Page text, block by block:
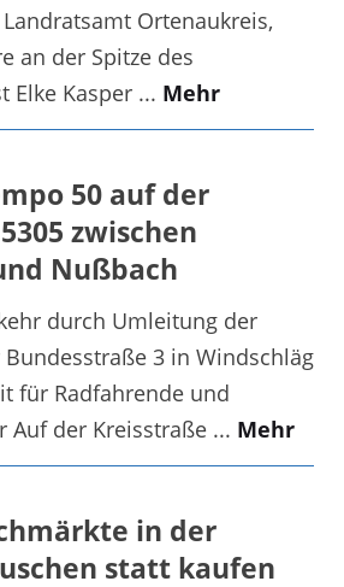
Ortenaukreis,
an der Spitze des
Elke Kasper ... Mehr
50 auf der
zwischen
Nußbach
durch Umleitung der
3 in Windschläg
für Radfahrende und
Auf der Kreisstraße ... Mehr
in der
statt kaufen